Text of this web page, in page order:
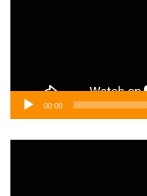
00:00